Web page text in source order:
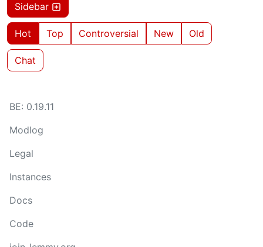
Sidebar
Hot Top Controversial New Old
Chat
BE: 0.19.11
Modlog
Legal
Instances
Docs
Code